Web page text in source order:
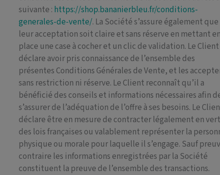
suivante : https://shop.bananierbleu.fr/conditions-
generales-de-vente/. La Société s’assure également que
leur acceptation soit claire et sans réserve en mettant
place une case à cocher et un clic de validation. Le Client
déclare avoir pris connaissance de l’ensemble des
présentes Conditions Générales de Vente, et les
sans restriction ni réserve. Le Client reconnaît qu’il a
bénéficié des conseils et informations nécessaires afin
s’assurer de l’adéquation de l’offre à ses besoins. Le
déclare être en mesure de contracter légalement en
des lois françaises ou valablement représenter la
physique ou morale pour laquelle il s’engage. Sauf
contraire les informations enregistrées par la Société
constituent la preuve de l’ensemble des transactions.